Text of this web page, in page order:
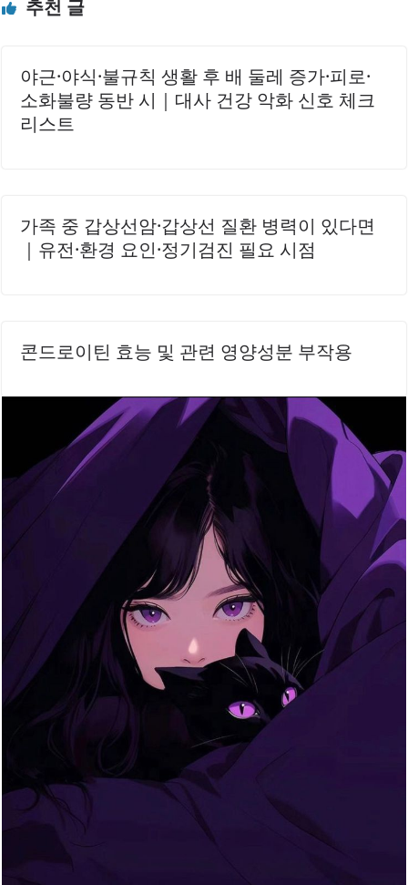
사 방법이에요. 혈액 내 백혈구 수치를 확인하면 감염 또는 염
단핵구 등 면역세포의 비율과 기능..
추천 글
야근·야식·불규칙 생활 후 배 둘레 증가·피로·
소화불량 동반 시｜대사 건강 악화 신호 체크
리스트
가족 중 갑상선암·갑상선 질환 병력이 있다면
｜유전·환경 요인·정기검진 필요 시점
콘드로이틴 효능 및 관련 영양성분 부작용